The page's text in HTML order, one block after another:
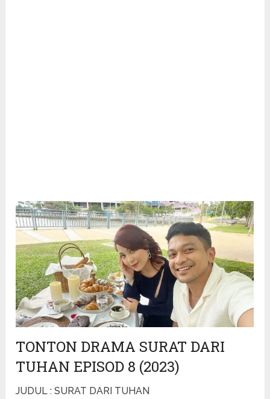
TONTON DRAMA SURAT DARI
TUHAN EPISOD 8 (2023)
JUDUL : SURAT DARI TUHAN